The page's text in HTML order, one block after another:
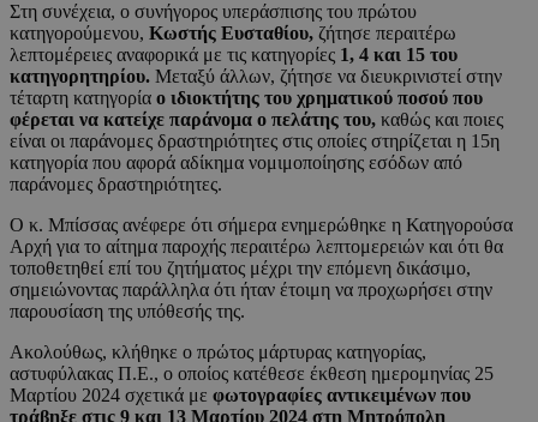
Στη συνέχεια, ο συνήγορος υπεράσπισης του πρώτου
κατηγορούμενου, Κωστής Ευσταθίου, ζήτησε περαιτέρω
λεπτομέρειες αναφορικά με τις κατηγορίες 1, 4 και 15 του
κατηγορητηρίου. Μεταξύ άλλων, ζήτησε να διευκρινιστεί στην
τέταρτη κατηγορία ο ιδιοκτήτης του χρηματικού ποσού που
φέρεται να κατείχε παράνομα ο πελάτης του, καθώς και ποιες
είναι οι παράνομες δραστηριότητες στις οποίες στηρίζεται η 15η
κατηγορία που αφορά αδίκημα νομιμοποίησης εσόδων από
παράνομες δραστηριότητες.
Ο κ. Μπίσσας ανέφερε ότι σήμερα ενημερώθηκε η Κατηγορούσα
Αρχή για το αίτημα παροχής περαιτέρω λεπτομερειών και ότι θα
τοποθετηθεί επί του ζητήματος μέχρι την επόμενη δικάσιμο,
σημειώνοντας παράλληλα ότι ήταν έτοιμη να προχωρήσει στην
παρουσίαση της υπόθεσής της.
Ακολούθως, κλήθηκε ο πρώτος μάρτυρας κατηγορίας,
αστυφύλακας Π.Ε., ο οποίος κατέθεσε έκθεση ημερομηνίας 25
Μαρτίου 2024 σχετικά με φωτογραφίες αντικειμένων που
τράβηξε στις 9 και 13 Μαρτίου 2024 στη Μητρόπολη